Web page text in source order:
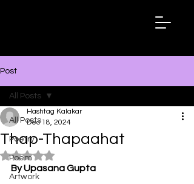
Post
All Posts
Poetry
Poem
Artwork
All Posts
Thap-Thapaahat
Hashtag Kalakar
Dec 18, 2024
Rated NaN out of 5 stars.
By Upasana Gupta